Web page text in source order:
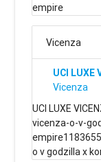
empire
Vicenza
UCI LUXE
Vicenza
UCI LUXE
vicenza-o-v-
o v godzilla x